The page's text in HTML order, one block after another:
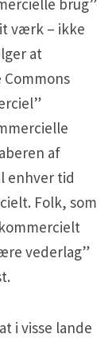
brug”
værk – ikke
at
af
enhver tid
Folk, som
vederlag”
i visse lande